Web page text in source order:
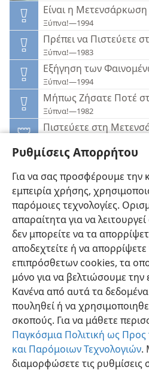
Ρυθμίσεις Απορρήτου
Για να σας προσφέρουμε την
εμπειρία χρήσης,
παρόμοιες τεχνολογίες.
απαραίτητα για να
δεν μπορείτε να τα
αποδεχτείτε ή να
επιπρόσθετων cookies, τα
μόνο για να βελτιώσουμε την
Κανένα από αυτά τα
πουληθεί ή να
σκοπούς. Για να μάθετε
Παγκόσμια Πολιτική ως
και Παρόμοιων Τεχνολογιών.
διαμορφώσετε τις ρυθμίσεις
Είναι η
Ξύπνα!—1994
Πρέπει να Πιστεύετε
Ξύπνα!—1983
Εξήγηση των
Ξύπνα!—1994
Μήπως Ζήσατε Ποτέ
Ξύπνα!—1982
Πιστεύετε στη
Πιστεύετε ότι Έχετε
Η Σκοπιά Αναγγέλει τη
Το Πνεύμα που
Είναι Αυτή η Ζωή το Παν που
Ελληνική
Copyright© 2026 Watch Tower Bible
Όροι Χρήσης Πολιτική
JW.ORG